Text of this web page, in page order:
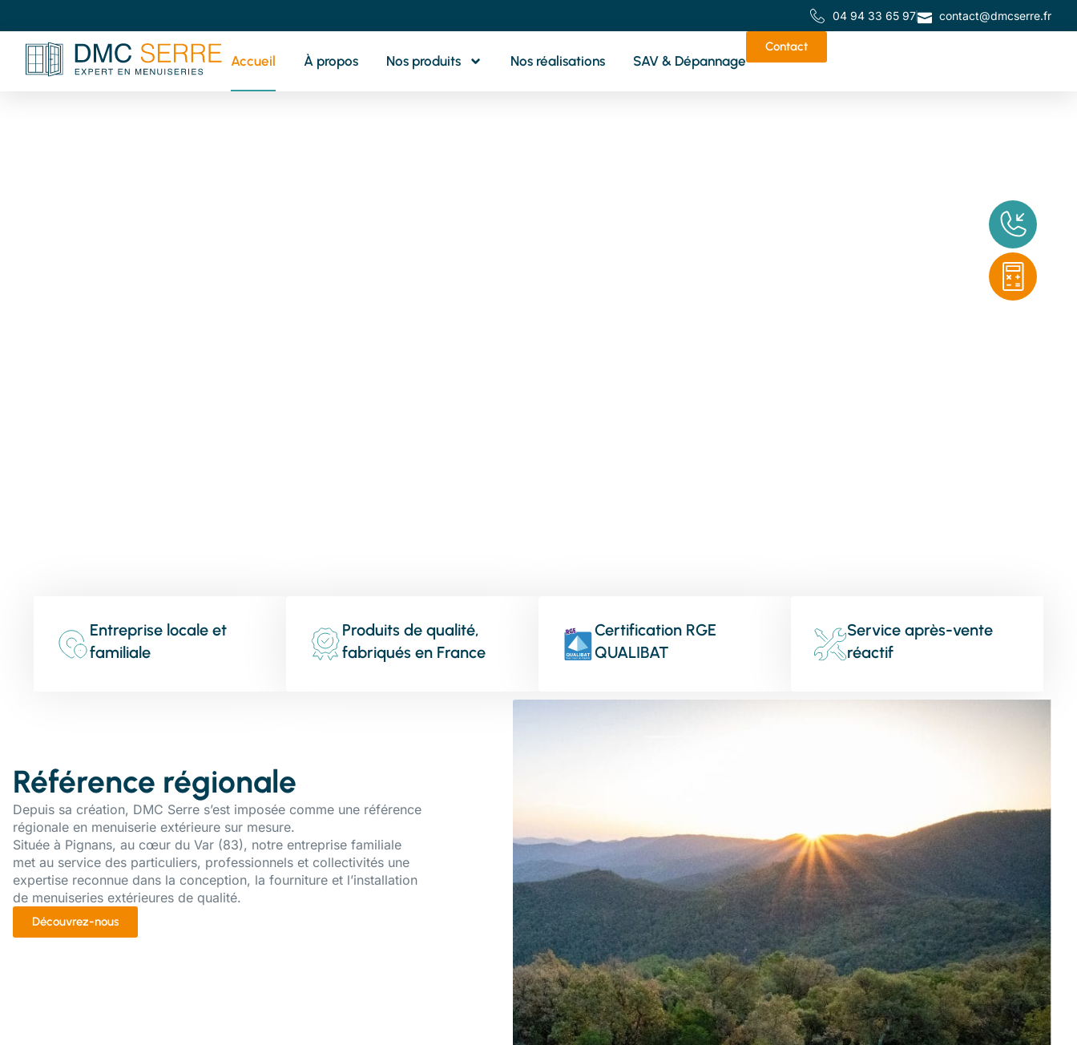
04 94 33 65 97 contact@dmcserre.fr
Accueil À propos Nos produits Nos réalisations SAV & Dépannage
Contact
Entreprise locale et
familiale
Produits de qualité,
fabriqués en France
Certification RGE
QUALIBAT
Service après-vente
réactif
Référence régionale
Depuis sa création, DMC Serre s’est imposée comme une référence
régionale en menuiserie extérieure sur mesure.
Située à Pignans, au cœur du Var (83), notre entreprise familiale
met au service des particuliers, professionnels et collectivités une
expertise reconnue dans la conception, la fourniture et l’installation
de menuiseries extérieures de qualité.
Découvrez-nous